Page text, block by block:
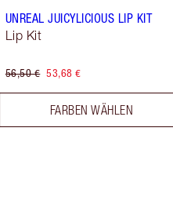
UNREAL JUICYLICIOUS LIP KIT
Lip Kit
56,50 € 53,68 €
FARBEN WÄHLEN